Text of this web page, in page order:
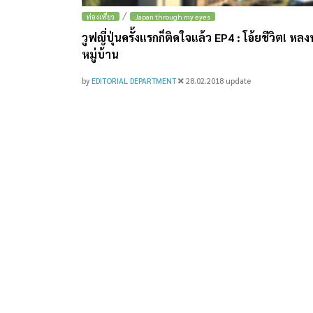
ท่องเที่ยว / Japan through my eyes
วูฟญี่ปุ่นครั้งแรกก็ติดใจแล้ว EP4 : โอ้ยชีวิต! หลง
หมู่บ้าน
by EDITORIAL DEPARTMENT 28.02.2018 update